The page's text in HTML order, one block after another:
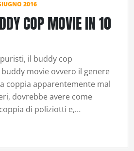
2016
COP MOVIE IN 10
il buddy cop
movie ovvero il genere
coppia apparentemente mal
dovrebbe avere come
di poliziotti e,…